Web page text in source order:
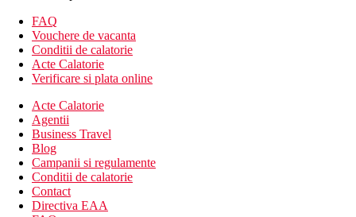
bucatarie utilata
patut copil (gratuit)
Alte tipuri de camere
facilitatile de mai sus)
Camera dubla, superioara: dotari mai moderne
Camera de familie, 1 dormitor: o camera spatioasa
Camera de familie, 2 dormitoare: doua dormitoare
separate
Descrierea hotelului
hol de intrare cu receptie
restaurantul principal
bar de zi
FAQ
Vouchere de vacanta
Conditii de calatorie
Acte Calatorie
Verificare si plata online
Acte Calatorie
Agentii
Business Travel
Blog
Campanii si regulamente
Conditii de calatorie
Contact
Directiva EAA